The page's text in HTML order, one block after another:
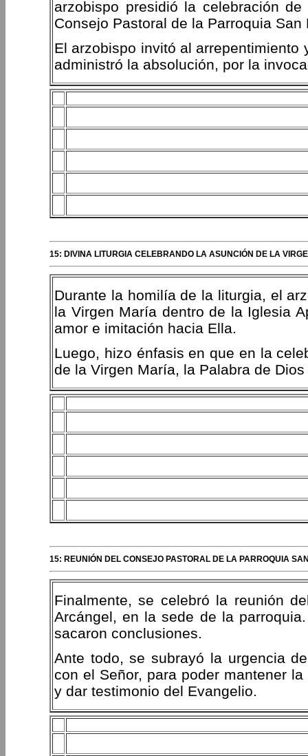
arzobispo presidió la celebración
Consejo Pastoral de la Parroquia San
El arzobispo invitó al
administró la absolución, por la
15: DIVINA LITURGIA CELEBRANDO LA ASUNCIÓN DE LA
Durante la homilía de la liturgia, el
la Virgen María dentro de la Iglesia
amor e imitación hacia Ella.
Luego, hizo énfasis en que en la
de la Virgen María, la Palabra de
15: REUNIÓN DEL CONSEJO PASTORAL DE LA PARROQUIA
Finalmente, se celebró la reunión
Arcángel, en la sede de la
sacaron conclusiones.
Ante todo, se subrayó la urgencia
con el Señor, para poder mantener
y dar testimonio del Evangelio.